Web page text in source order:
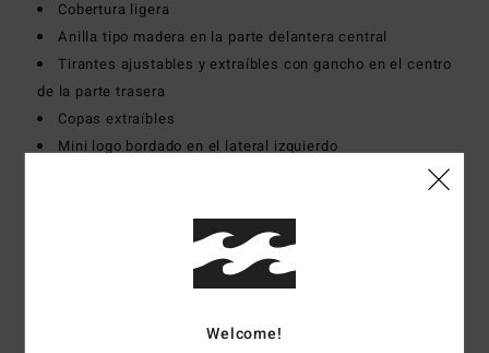
Cobertura ligera
Anilla tipo madera en la parte delantera central
Tirantes ajustables y extraíbles con gancho en el centro
de la parte trasera
Copas extraíbles
Mini logo bordado en el lateral izquierdo
(poliamida), 22% elastano
Welcome!